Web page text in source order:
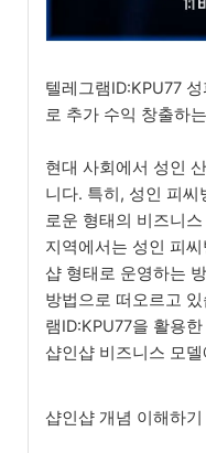
텔레그램ID:KPU77
로 추가 수익 창출하
현대 사회에서 성인
니다. 특히, 성인 피씨
로운 형태의 비즈니
지역에서는 성인 피
샵 형태로 운영하는
방법으로 떠오르고
램ID:KPU77을 활용
샵인샵 비즈니스 모
샵인샵 개념 이해하기